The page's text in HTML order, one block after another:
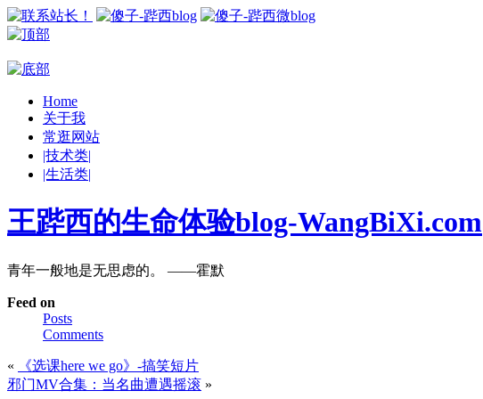
Home
关于我
常逛网站
|技术类|
|生活类|
王跸西的生命体验blog-WangBiXi.com
青年一般地是无思虑的。 ——霍默
Feed on
Posts
Comments
«
《选课here we go》-搞笑短片
邪门MV合集：当名曲遭遇摇滚 »